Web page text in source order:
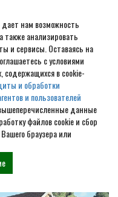
нам возможность
также анализировать
и сервисы. Оставаясь на
с условиями
содержащихся в cookie-
и обработки
и пользователей
данные
файлов cookie и сбор
браузера или
ключ в